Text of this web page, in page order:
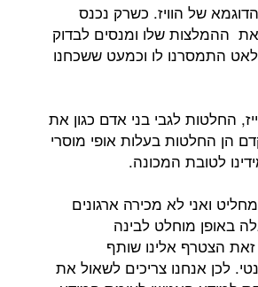
של הוויז. כשרק נכנס
את ההמלצות שלו ומנסים לבדוק
התמסרנו לו וכמעט ששכחנו
החלטות לגבי בני אדם כגון את
הן החלטות בעלות אופי מוסרי
לטובת המכונה.
ואני לא מכירה ארגונים
באופן מוחלט לבינה
הצטרף אלינו שותף
לכן אנחנו צריכים לשאול את